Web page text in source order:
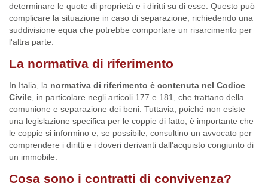
determinare le quote di proprietà e i diritti su di esse. Questo può
complicare la situazione in caso di separazione, richiedendo una
suddivisione equa che potrebbe comportare un risarcimento per
l'altra parte.
La normativa di riferimento
In Italia, la normativa di riferimento è contenuta nel Codice
Civile , in particolare negli articoli 177 e 181, che trattano della
comunione e separazione dei beni. Tuttavia, poiché non esiste
una legislazione specifica per le coppie di fatto, è importante che
le coppie si informino e, se possibile, consultino un avvocato per
comprendere i diritti e i doveri derivanti dall'acquisto congiunto di
un immobile.
Cosa sono i contratti di convivenza?